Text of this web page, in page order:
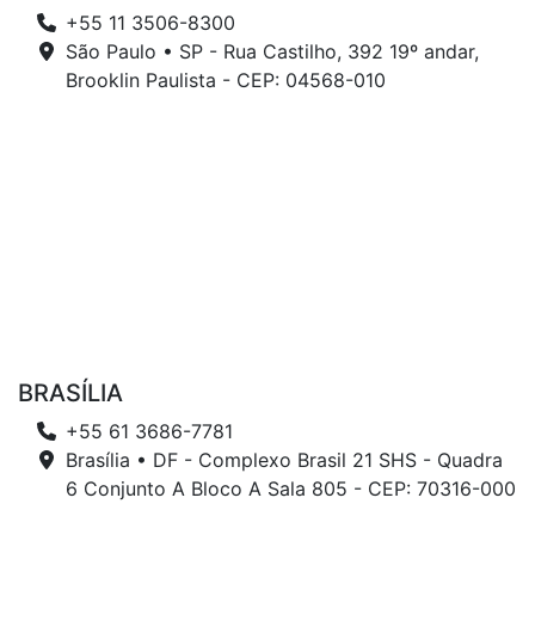
+55 11 3506-8300
São Paulo • SP - Rua Castilho, 392 19º andar,
Brooklin Paulista - CEP: 04568-010
BRASÍLIA
+55 61 3686-7781
Brasília • DF - Complexo Brasil 21 SHS - Quadra
6 Conjunto A Bloco A Sala 805 - CEP: 70316-000